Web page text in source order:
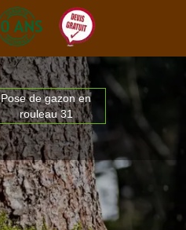
Pose de gazon en
rouleau 31